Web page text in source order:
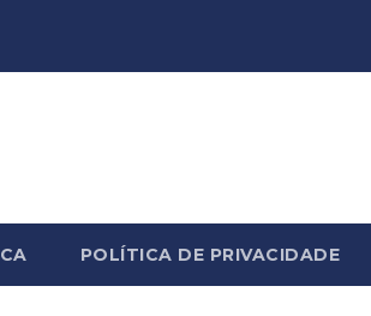
POLÍTICA DE PRIVACIDADE